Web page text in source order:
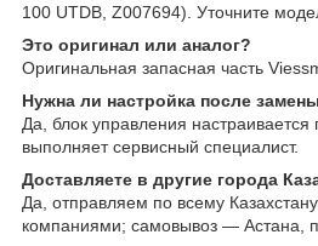
100 UTDB, Z007694). Уточните
Это оригинал или аналог?
Оригинальная запасная часть
Нужна ли настройка после
Да, блок управления
выполняет сервисный специалист.
Доставляете в другие города
Да, отправляем по всему
компаниями; самовывоз — Астана,